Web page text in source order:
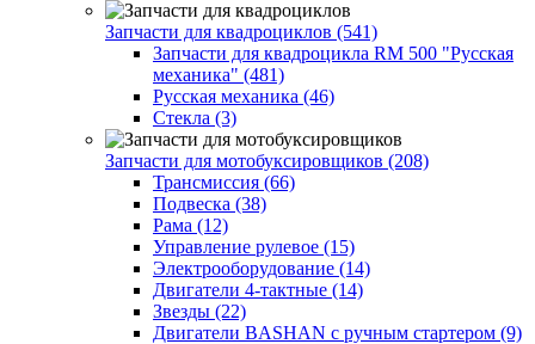
Запчасти для квадроциклов (541)
Запчасти для квадроцикла RM 500 "Русская
механика" (481)
Русская механика (46)
Стекла (3)
Запчасти для мотобуксировщиков (208)
Трансмиссия (66)
Подвеска (38)
Рама (12)
Управление рулевое (15)
Электрооборудование (14)
Двигатели 4-тактные (14)
Звезды (22)
Двигатели BASHAN с ручным стартером (9)